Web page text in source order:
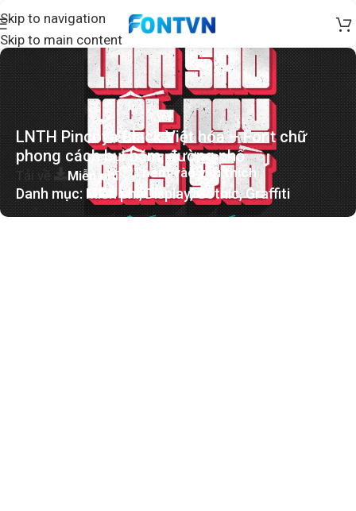
Skip to navigation
Skip to main content
LNTH Pincoya Black Việt hóa – Font chữ
phong cách bụi bặm, đường phố
Tải về Miễn phí Thêm vào yêu thích
Danh mục:Miễn phí , Display,Gothic,Graffiti